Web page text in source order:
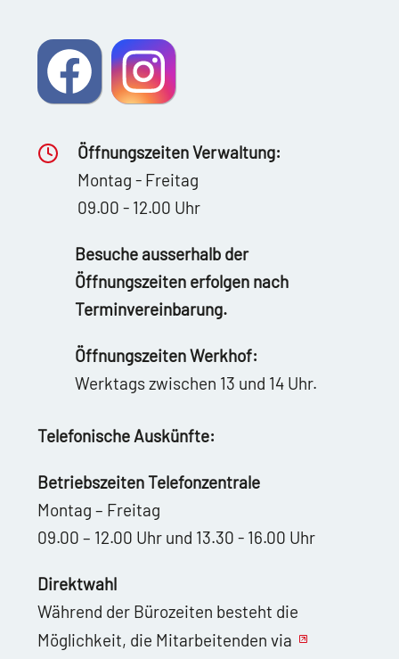
Öffnungszeiten Verwaltung:
Montag - Freitag
09.00 - 12.00 Uhr
Besuche ausserhalb der
Öffnungszeiten erfolgen nach
Terminvereinbarung.
Öffnungszeiten Werkhof:
Werktags zwischen 13 und 14 Uhr.
Telefonische Auskünfte:
Betriebszeiten Telefonzentrale
Montag – Freitag
09.00 – 12.00 Uhr und 13.30 - 16.00 Uhr
Direktwahl
Während der Bürozeiten besteht die
Möglichkeit, die Mitarbeitenden via